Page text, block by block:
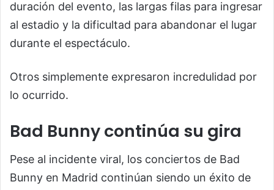
duración del evento, las largas filas para ingresar
al estadio y la dificultad para abandonar el lugar
durante el espectáculo.
Otros simplemente expresaron incredulidad por
lo ocurrido.
Bad Bunny continúa su gira
Pese al incidente viral, los conciertos de Bad
Bunny en Madrid continúan siendo un éxito de